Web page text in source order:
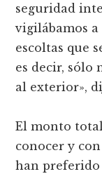
seguridad
vigilábamos
escoltas que
es decir, sólo
al exterior»,
El monto
conocer y
han preferido